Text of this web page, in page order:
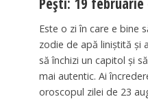
Este o zi în care e bine
zodie de apă liniștită și
să închizi un capitol și
mai autentic. Ai
oroscopul zilei de 23